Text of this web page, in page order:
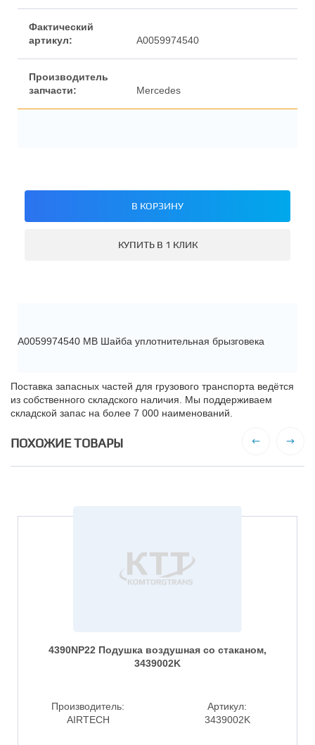
Фактический
артикул:
A0059974540
Производитель
запчасти:
Mercedes
В КОРЗИНУ
КУПИТЬ В 1 КЛИК
A0059974540 MB Шайба уплотнительная брызговека
Поставка запасных частей для грузового транспорта ведётся
из собственного складского наличия. Мы поддерживаем
складской запас на более 7 000 наименований.
ПОХОЖИЕ ТОВАРЫ
4390NP22 Подушка воздушная со стаканом,
3439002K
Производитель:
AIRTECH
Артикул:
3439002K